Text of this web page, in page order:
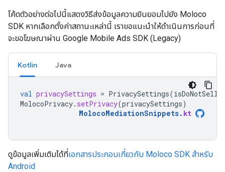
โค้ดตัวอย่างต่อไปนี้แสดงวิธีส่งข้อมูลความยินยอมไปยัง Moloco
SDK หากเลือกตั้งค่าสถานะเหล่านี้ เราขอแนะนำให้ดำเนินการก่อนที่
จะขอโฆษณาผ่าน Google Mobile Ads SDK (Legacy)
Kotlin Java
val privacySettings = PrivacySettings(isDoNotSell
MolocoPrivacy. setPrivacy(privacySettings)
MolocoMediationSnippets. kt
ดูข้อมูลเพิ่มเติมได้ที่เอกสารประกอบเกี่ยวกับ Moloco SDK สำหรับ
Android